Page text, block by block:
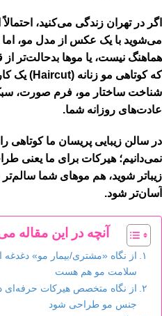
اگر در تهران زندگی می‌کنید،
می‌شوید با یک عکس از مدل مو، اما
هماهنگ نیست، یا موها بدحالت‌تر
کهکوتاهی مو زنانه (Haircut)
یک
شناخت ساختار مو، فرم صورت،
عادت‌های روزانه شما.
در سالن زیبایی پریسان ما کوتاهی
نمی‌دانیم؛ هیرکات برای ما یعنی
زیباتر شوید، هم موهای شما سالم‌تر
آسان‌تر شود.
آنچه در این مقاله
از نگاه «مشتری/بیمار مو»
سلامت مو هم هست
از نگاه متخصص هیرکات حرفه‌ای
جنس مو طراحی شود